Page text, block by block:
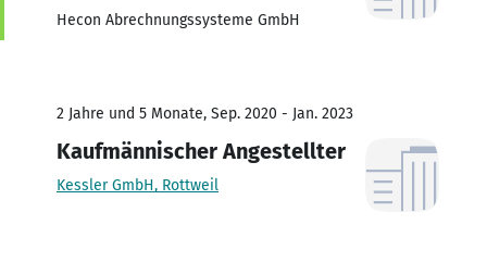
Hecon Abrechnungssysteme GmbH
2 Jahre und 5 Monate, Sep. 2020 - Jan. 2023
Kaufmännischer Angestellter
Kessler GmbH, Rottweil